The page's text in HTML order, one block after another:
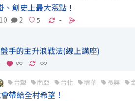
創史上最大漲點！
10 2 -
手的主升浪戰法(線上講座)
∞ ∞
台塑 南亞 台化 精華 長興
帶給全村希望！